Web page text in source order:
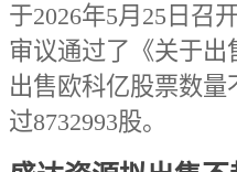
于2026年5月25日召
审议通过了《关于
出售欧科亿股票数量
过8732993股。